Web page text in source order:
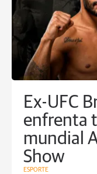
Ex-UFC
enfrenta
mundial
Show
ESPORTE